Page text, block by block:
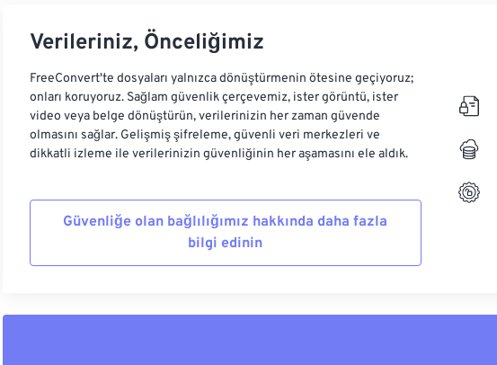
Verileriniz, Önceliğimiz
FreeConvert'te dosyaları yalnızca dönüştürmenin ötesine geçiyoruz;
onları koruyoruz. Sağlam güvenlik çerçevemiz, ister görüntü, ister
video veya belge dönüştürün, verilerinizin her zaman güvende
olmasını sağlar. Gelişmiş şifreleme, güvenli veri merkezleri ve
dikkatli izleme ile verilerinizin güvenliğinin her aşamasını ele aldık.
Güvenliğe olan bağlılığımız hakkında daha fazla
bilgi edinin